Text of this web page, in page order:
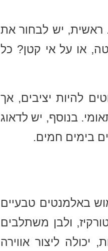
ראשית, יש לבחור את
או על אי קטן? כל
להיות יציבים, אך
בנוסף, יש לדאוג
בימים חמים.
באלמנטים טבעיים
ולבן משתלבים
ליצור אווירה